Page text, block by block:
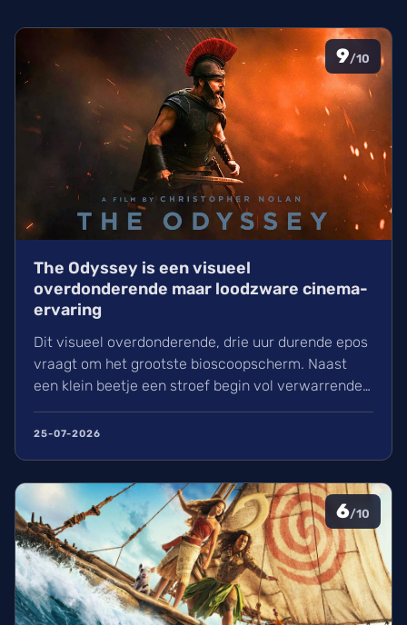
9/10
The Odyssey is een visueel
overdonderende maar loodzware cinema-
ervaring
Dit visueel overdonderende, drie uur durende epos
vraagt om het grootste bioscoopscherm. Naast
een klein beetje een stroef begin vol verwarrende
flashbacks en wisselend acteerwerk, evolueert de
film in een indrukwekkend epos vol praktische
25-07-2026
6/10